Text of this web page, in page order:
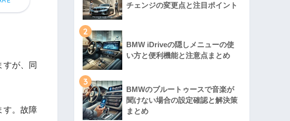
が、同
す。故障
チェンジの変更点と注目ポイント
2
BMW iDriveの隠しメニューの使
い方と便利機能と注意点まとめ
3
BMWのブルートゥースで音楽が
聞けない場合の設定確認と解決策
まとめ